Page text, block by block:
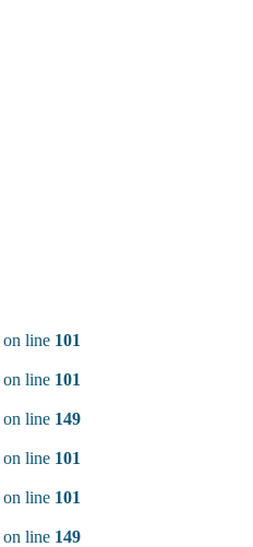
on line 101
on line 101
on line 149
on line 101
on line 101
on line 149